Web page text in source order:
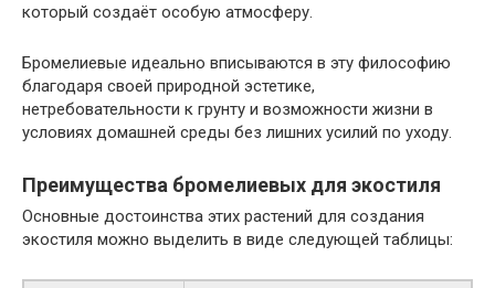
который создаёт особую атмосферу.
Бромелиевые идеально вписываются в эту философию
благодаря своей природной эстетике,
нетребовательности к грунту и возможности жизни в
условиях домашней среды без лишних усилий по уходу.
Преимущества бромелиевых для экостиля
Основные достоинства этих растений для создания
экостиля можно выделить в виде следующей таблицы: